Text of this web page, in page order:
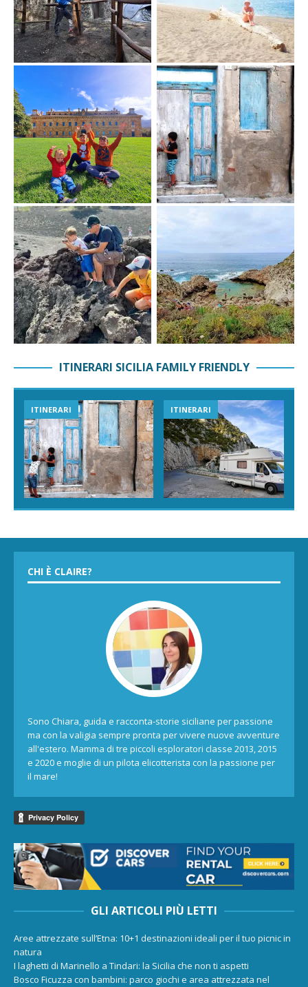
ITINERARI SICILIA FAMILY FRIENDLY
ITINERARI ITINERARI
CHI È CLAIRE?
Sono Chiara, guida e racconta-storie siciliane per passione
ma con la valigia sempre pronta per vivere nuove avventure
all'estero. Mamma di tre piccoli esploratori classe 2013, 2015
e 2020 e moglie di un pilota elicotterista con la passione per
il mare!
GLI ARTICOLI PIÙ LETTI
Aree attrezzate sull’Etna: 10+1 destinazioni ideali per il tuo picnic in
natura
I laghetti di Marinello a Tindari: la Sicilia che non ti aspetti
Bosco Ficuzza con bambini: parco giochi e area attrezzata nel